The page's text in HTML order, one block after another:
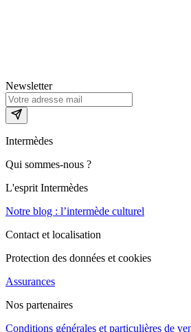
Newsletter
Intermèdes
Qui sommes-nous ?
L'esprit Intermèdes
Notre blog : l’intermède culturel
Contact et localisation
Protection des données et cookies
Assurances
Nos partenaires
Conditions générales et particulières de